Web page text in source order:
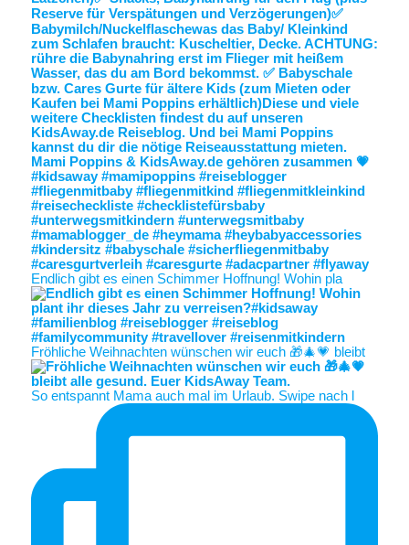
Endlich gibt es einen Schimmer Hoffnung! Wohin pla
Fröhliche Weihnachten wünschen wir euch 🎁🎄💗 bleibt
So entspannt Mama auch mal im Urlaub. Swipe nach l